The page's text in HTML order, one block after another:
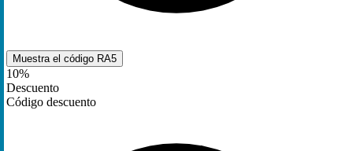
Muestra el código RA5
10%
Descuento
Código descuento